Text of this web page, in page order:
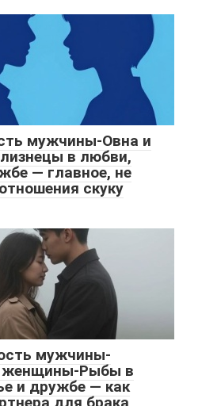
мужчины-Овна и
в любви,
— главное, не
скуку
мужчины-
женщины-Рыбы в
и дружбе — как
для брака